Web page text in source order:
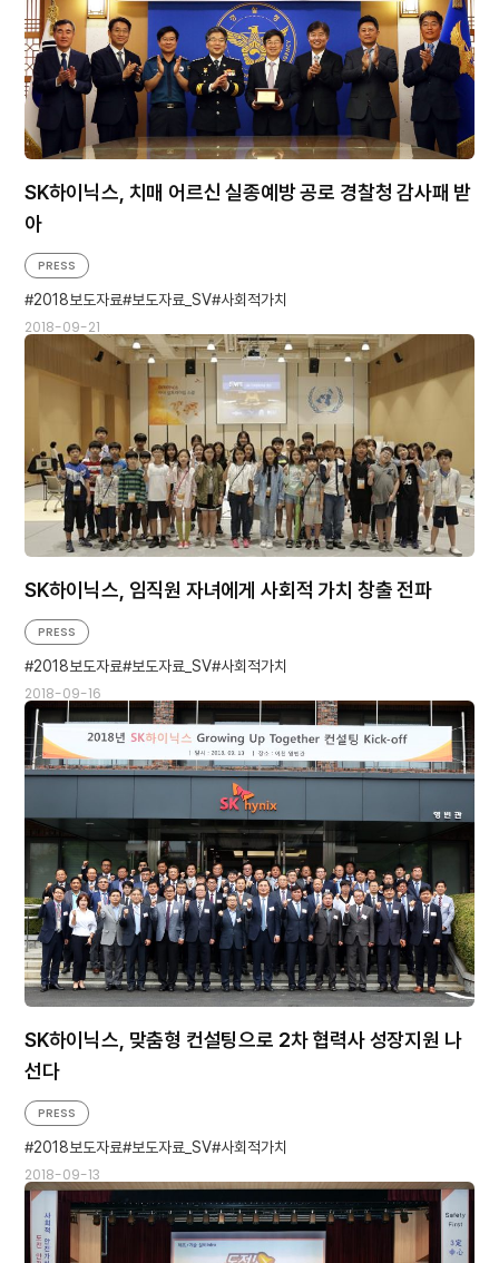
SK하이닉스, 치매 어르신 실종예방 공로 경찰청 감사패 받
아
2018-09-21
PRESS
2018보도자료 보도자료_SV 사회적가치
SK하이닉스, 임직원 자녀에게 사회적 가치 창출 전파
2018-09-16
PRESS
2018보도자료 보도자료_SV 사회적가치
SK하이닉스, 맞춤형 컨설팅으로 2차 협력사 성장지원 나
선다
2018-09-13
PRESS
2018보도자료 보도자료_SV 사회적가치